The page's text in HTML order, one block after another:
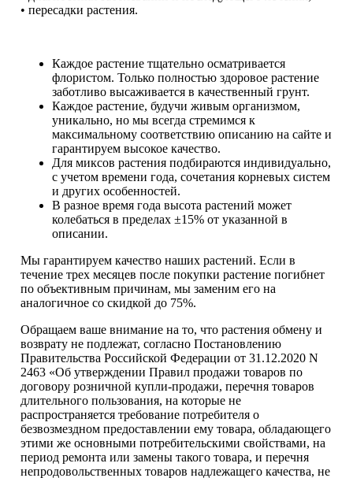
• пересадки растения.
Каждое растение тщательно осматривается
флористом. Только полностью здоровое растение
заботливо высаживается в качественный грунт.
Каждое растение, будучи живым организмом,
уникально, но мы всегда стремимся к
максимальному соответствию описанию на сайте и
гарантируем высокое качество.
Для миксов растения подбираются индивидуально,
с учетом времени года, сочетания корневых систем
и других особенностей.
В разное время года высота растений может
колебаться в пределах ±15% от указанной в
описании.
Мы гарантируем качество наших растений. Если в
течение трех месяцев после покупки растение погибнет
по объективным причинам, мы заменим его на
аналогичное со скидкой до 75%.
Обращаем ваше внимание на то, что растения обмену и
возврату не подлежат, согласно Постановлению
Правительства Российской Федерации от 31.12.2020 N
2463 «Об утверждении Правил продажи товаров по
договору розничной купли-продажи, перечня товаров
длительного пользования, на которые не
распространяется требование потребителя о
безвозмездном предоставлении ему товара, обладающего
этими же основными потребительскими свойствами, на
период ремонта или замены такого товара, и перечня
непродовольственных товаров надлежащего качества, не